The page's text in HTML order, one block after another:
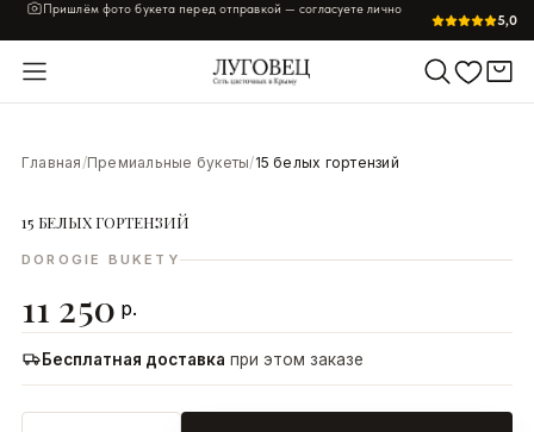
Пришлём фото букета перед отправкой — согласуете лично
5,0
Главная/Премиальные букеты/15 белых гортензий
15 БЕЛЫХ ГОРТЕНЗИЙ
DOROGIE BUKETY
11 250 р.
Бесплатная доставка при этом заказе